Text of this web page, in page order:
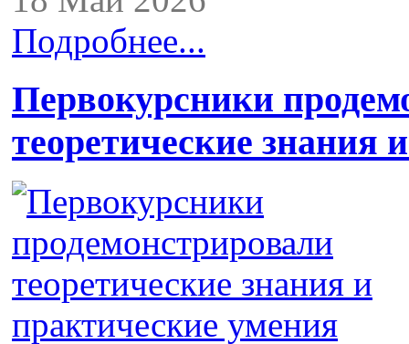
Подробнее...
Первокурсники
теоретические знания